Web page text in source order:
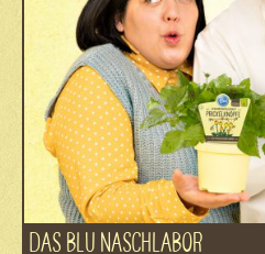
DAS BLU NASCHLABOR